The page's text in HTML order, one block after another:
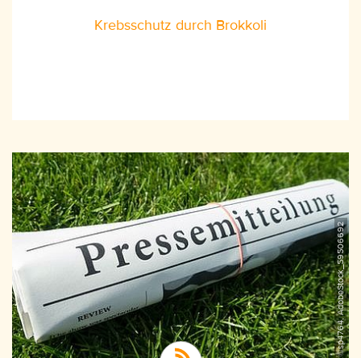
Krebsschutz durch Brokkoli
©sp4764, AdobeStock_59506692